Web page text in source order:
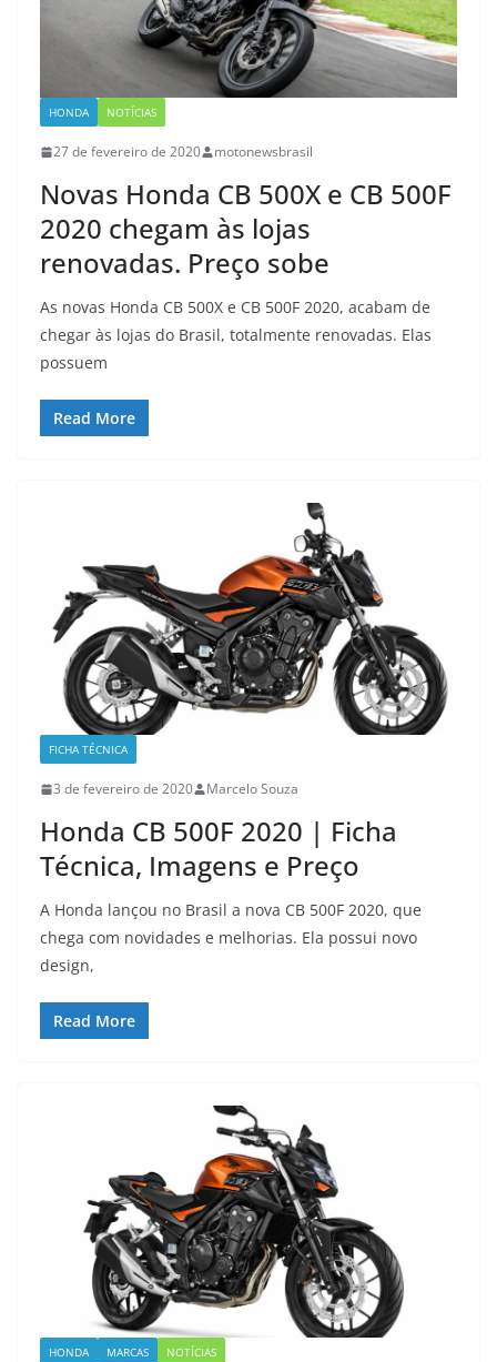
HONDA NOTÍCIAS
27 de fevereiro de 2020 motonewsbrasil
Novas Honda CB 500X e CB 500F
2020 chegam às lojas
renovadas. Preço sobe
As novas Honda CB 500X e CB 500F 2020, acabam de
chegar às lojas do Brasil, totalmente renovadas. Elas
possuem
Read More
FICHA TÉCNICA
3 de fevereiro de 2020 Marcelo Souza
Honda CB 500F 2020 | Ficha
Técnica, Imagens e Preço
A Honda lançou no Brasil a nova CB 500F 2020, que
chega com novidades e melhorias. Ela possui novo
design,
Read More
HONDA MARCAS NOTÍCIAS